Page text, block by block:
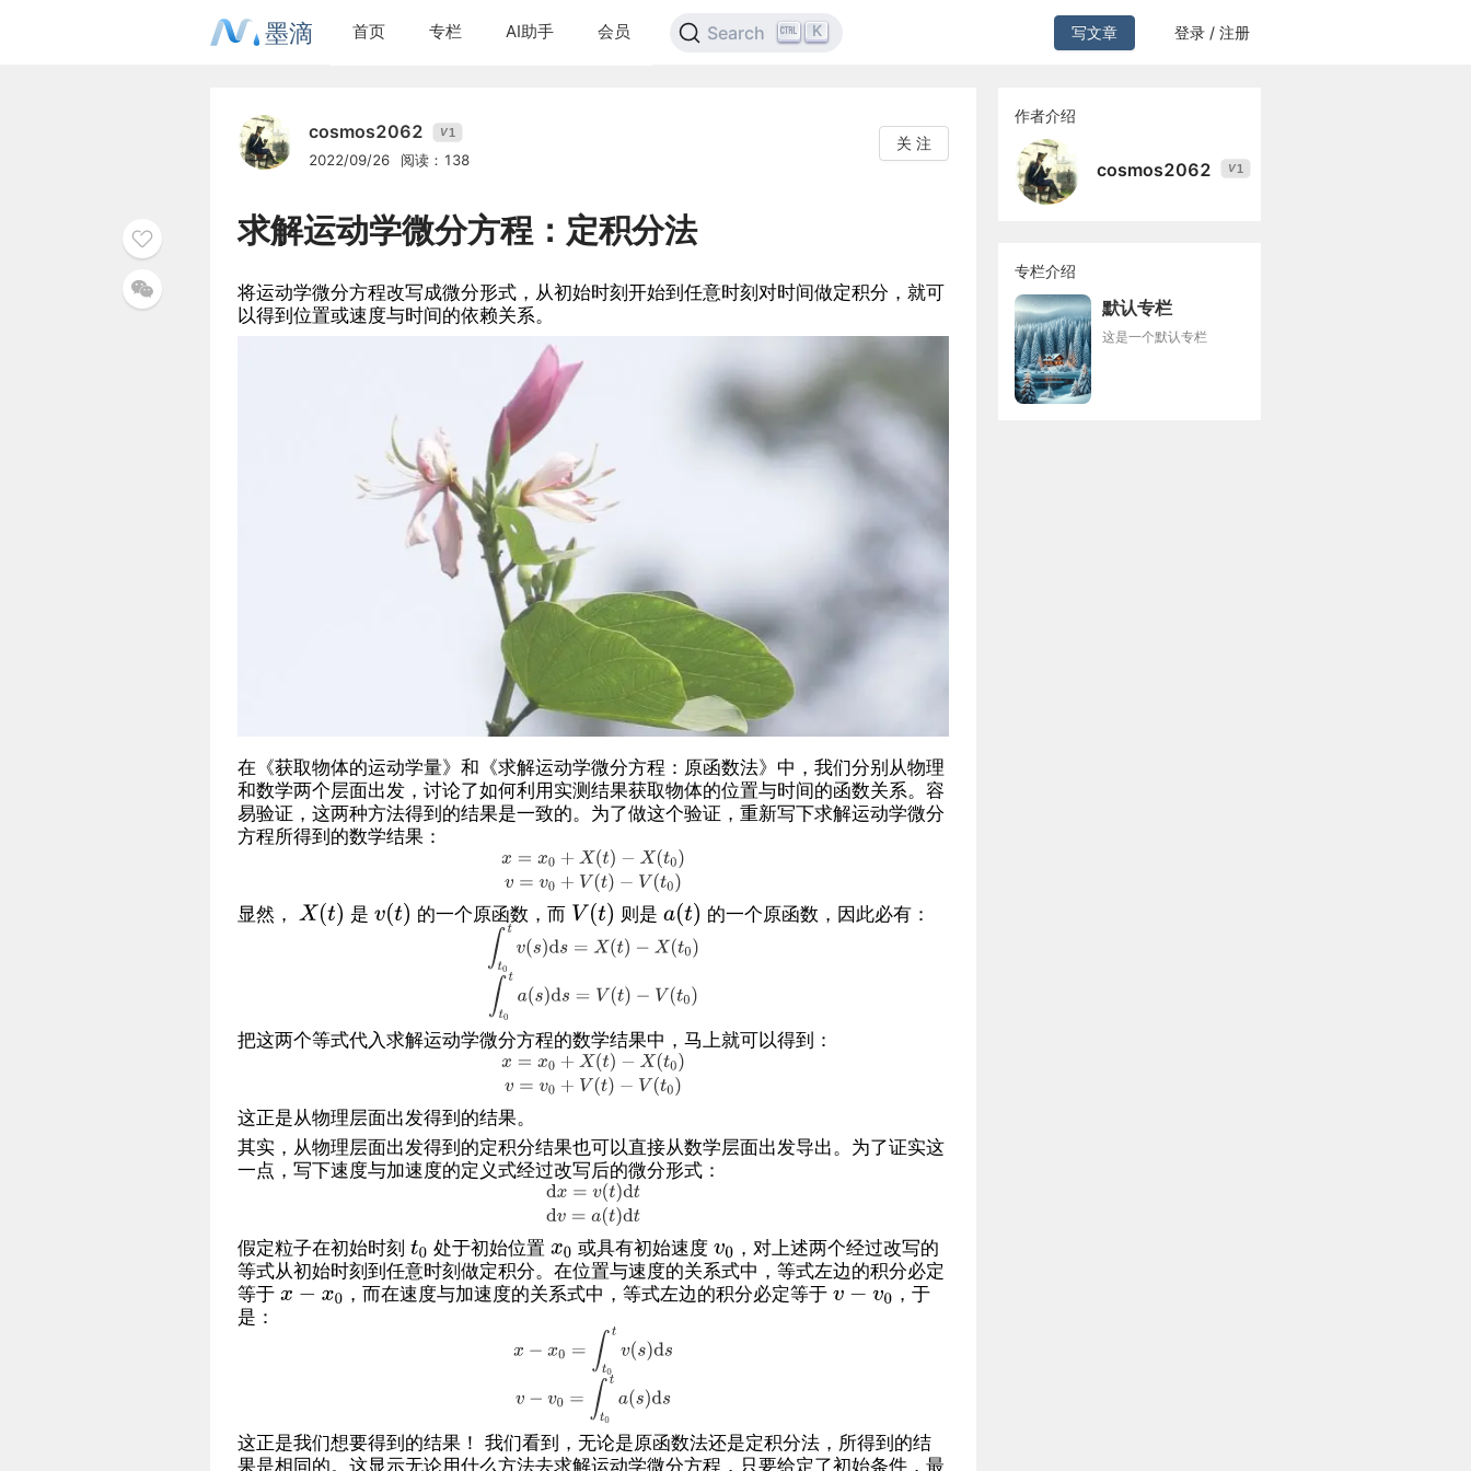
墨滴 首页 专栏 AI助手 会员 Search K 写文章 登录 / 注册
cosmos2062 V1
2022/09/26 阅读：138
关 注
求解运动学微分方程：定积分法
将运动学微分方程改写成微分形式，从初始时刻开始到任意时刻对时间做定积分，就可
以得到位置或速度与时间的依赖关系。
在《获取物体的运动学量》和《求解运动学微分方程：原函数法》中，我们分别从物理
和数学两个层面出发，讨论了如何利用实测结果获取物体的位置与时间的函数关系。容
易验证，这两种方法得到的结果是一致的。为了做这个验证，重新写下求解运动学微分
方程所得到的数学结果：
显然， 是 的一个原函数，而 则是 的一个原函数，因此必有：
把这两个等式代入求解运动学微分方程的数学结果中，马上就可以得到：
这正是从物理层面出发得到的结果。
其实，从物理层面出发得到的定积分结果也可以直接从数学层面出发导出。为了证实这
一点，写下速度与加速度的定义式经过改写后的微分形式：
假定粒子在初始时刻 处于初始位置 或具有初始速度
，对上述两个经过改写的
等式从初始时刻到任意时刻做定积分。在位置与速度的关系式中，等式左边的积分必定
等于
，而在速度与加速度的关系式中，等式左边的积分必定等于
，于
是：
这正是我们想要得到的结果！ 我们看到，无论是原函数法还是定积分法，所得到的结
果是相同的。这显示无论用什么方法去求解运动学微分方程，只要给定了初始条件，最
作者介绍
cosmos2062 V1
专栏介绍
默认专栏
这是一个默认专栏